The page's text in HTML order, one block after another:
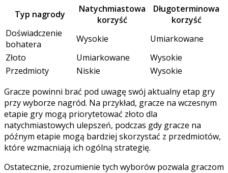
Typ nagrody
Natychmiastowa
korzyść
Długoterminowa
korzyść
Doświadczenie
bohatera
Wysokie
Umiarkowane
Złoto
Umiarkowane
Wysokie
Przedmioty
Niskie
Wysokie
Gracze powinni brać pod uwagę swój aktualny etap gry
przy wyborze nagród. Na przykład, gracze na wczesnym
etapie gry mogą priorytetować złoto dla
natychmiastowych ulepszeń, podczas gdy gracze na
późnym etapie mogą bardziej skorzystać z przedmiotów,
które wzmacniają ich ogólną strategię.
Ostatecznie, zrozumienie tych wyborów pozwala graczom